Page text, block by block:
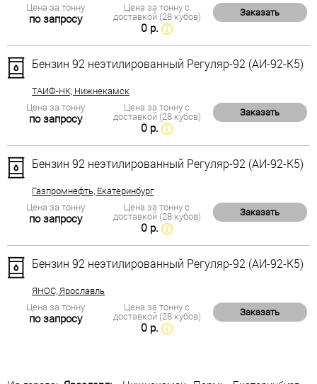
Цена за тонну
по запросу
Цена за тонну с
доставкой (28 кубов)
0 р.
Заказать
Бензин 92 неэтилированный Регуляр-92 (АИ-92-К5)
ТАИФ-НК, Нижнекамск
Цена за тонну
по запросу
Цена за тонну с
доставкой (28 кубов)
0 р.
Заказать
Бензин 92 неэтилированный Регуляр-92 (АИ-92-К5)
Газпромнефть, Екатеринбург
Цена за тонну
по запросу
Цена за тонну с
доставкой (28 кубов)
0 р.
Заказать
Бензин 92 неэтилированный Регуляр-92 (АИ-92-К5)
ЯНОС, Ярославль
Цена за тонну
по запросу
Цена за тонну с
доставкой (28 кубов)
0 р.
Заказать